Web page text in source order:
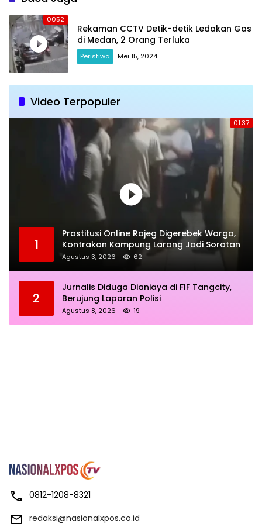
0052
Rekaman CCTV Detik-detik Ledakan Gas
di Medan, 2 Orang Terluka
Peristiwa Mei 15, 2024
Video Terpopuler
01:37
1
Prostitusi Online Rajeg Digerebek Warga,
Kontrakan Kampung Larang Jadi Sorotan
Agustus 3, 2026 62
2
Jurnalis Diduga Dianiaya di FIF Tangcity,
Berujung Laporan Polisi
Agustus 8, 2026 19
0812-1208-8321
redaksi@nasionalxpos.co.id